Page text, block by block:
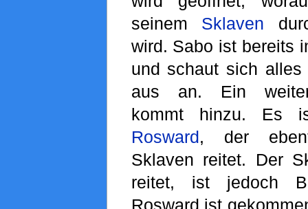
seinem Sklaven
wird. Sabo ist bereits
und schaut sich
aus an. Ein
kommt hinzu. Es
Rosward, der
Sklaven reitet. Der
reitet, ist jedoch
Rosward ist